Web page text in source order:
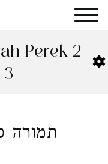
Perek 2
תמורה